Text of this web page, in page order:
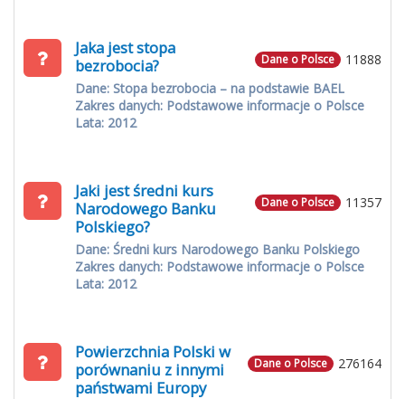
11888
Dane o Polsce
Jaka jest stopa
bezrobocia?
Dane: Stopa bezrobocia – na podstawie BAEL
Zakres danych: Podstawowe informacje o Polsce
Lata: 2012
11357
Dane o Polsce
Jaki jest średni kurs
Narodowego Banku
Polskiego?
Dane: Średni kurs Narodowego Banku Polskiego
Zakres danych: Podstawowe informacje o Polsce
Lata: 2012
276164
Dane o Polsce
Powierzchnia Polski w
porównaniu z innymi
państwami Europy